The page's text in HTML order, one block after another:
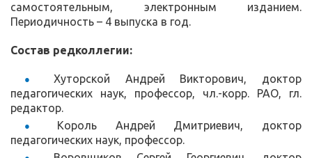
самостоятельным, электронным изданием.
Периодичность – 4 выпуска в год.
Состав редколлегии:
Хуторской Андрей Викторович, доктор
педагогических наук, профессор, чл.-корр. РАО, гл.
редактор.
Король Андрей Дмитриевич, доктор
педагогических наук, профессор.